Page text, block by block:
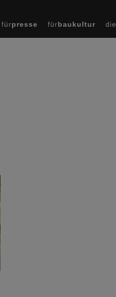
fürpresse fürbaukultur die